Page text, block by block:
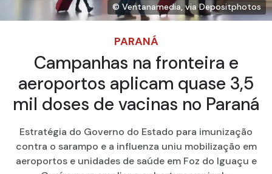
© Ventanamedia, via Depositphotos
PARANÁ
Campanhas na fronteira e
aeroportos aplicam quase 3,5
mil doses de vacinas no Paraná
Estratégia do Governo do Estado para imunização
contra o sarampo e a influenza uniu mobilização em
aeroportos e unidades de saúde em Foz do Iguaçu e